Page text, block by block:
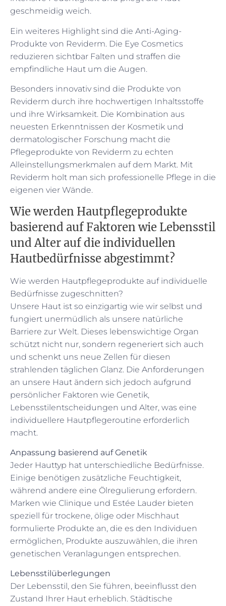
geschmeidig weich.
Ein weiteres Highlight sind die Anti-Aging-
Produkte von Reviderm. Die Eye Cosmetics
reduzieren sichtbar Falten und straffen die
empfindliche Haut um die Augen.
Besonders innovativ sind die Produkte von
Reviderm durch ihre hochwertigen Inhaltsstoffe
und ihre Wirksamkeit. Die Kombination aus
neuesten Erkenntnissen der Kosmetik und
dermatologischer Forschung macht die
Pflegeprodukte von Reviderm zu echten
Alleinstellungsmerkmalen auf dem Markt. Mit
Reviderm holt man sich professionelle Pflege in die
eigenen vier Wände.
Wie werden Hautpflegeprodukte
basierend auf Faktoren wie Lebensstil
und Alter auf die individuellen
Hautbedürfnisse abgestimmt?
Wie werden Hautpflegeprodukte auf individuelle
Bedürfnisse zugeschnitten?
Unsere Haut ist so einzigartig wie wir selbst und
fungiert unermüdlich als unsere natürliche
Barriere zur Welt. Dieses lebenswichtige Organ
schützt nicht nur, sondern regeneriert sich auch
und schenkt uns neue Zellen für diesen
strahlenden täglichen Glanz. Die Anforderungen
an unsere Haut ändern sich jedoch aufgrund
persönlicher Faktoren wie Genetik,
Lebensstilentscheidungen und Alter, was eine
individuellere Hautpflegeroutine erforderlich
macht.
Anpassung basierend auf Genetik
Jeder Hauttyp hat unterschiedliche Bedürfnisse.
Einige benötigen zusätzliche Feuchtigkeit,
während andere eine Ölregulierung erfordern.
Marken wie Clinique und Estée Lauder bieten
speziell für trockene, ölige oder Mischhaut
formulierte Produkte an, die es den Individuen
ermöglichen, Produkte auszuwählen, die ihren
genetischen Veranlagungen entsprechen.
Lebensstilüberlegungen
Der Lebensstil, den Sie führen, beeinflusst den
Zustand Ihrer Haut erheblich. Städtische